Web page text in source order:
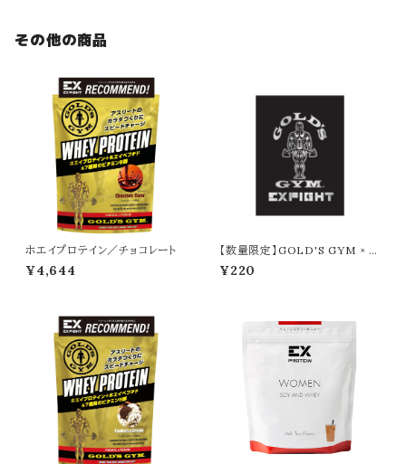
その他の商品
ホエイプロテイン／チョコレート
¥4,644
【数量限定】GOLD'S GYM × E
XFIGHT ステッカー（SILVER ×
BLACK）
¥220